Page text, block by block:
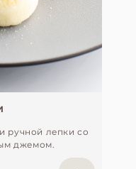
ручной лепки со
джемом.